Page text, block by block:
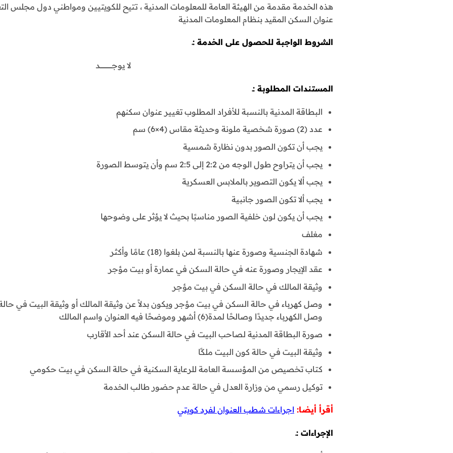
هذه الخدمة مقدمة من الهيئة العامة للمعلومات المدنية ، تتيح للكويتيين ومواطني دول مجلس
عنوان السكن المقيد بنظام المعلومات المدنية
الشروط الواجبة للحصول على الخدمة :ـ
لا يوجـــــــــــــــــــــــد
المستندات المطلوبة :ـ
البطاقة المدنية بالنسبة للأفراد المطلوب تغيير عنوان سكنهم
عدد (2) صورة شخصية ملونة وحديثة مقاس (4×6) سم
يجب أن تكون الصور بدون نظارة شمسية
يجب أن يتراوح طول الوجه من 2:2 إلى 2:5 سم وأن يتوسط الصورة
يجب ألا يكون التصوير بالملابس العسكرية
يجب ألا تكون الصور جانبية
يجب أن يكون لون خلفية الصور مناسبًا بحيث لا يؤثر على وضوحها
مغلف
شهادة الجنسية وصورة عنها بالنسبة لمن بلغوا (18) عامًا وأكثر
عقد الإيجار وصورة عنه في حالة السكن في عمارة أو بيت مؤجر
وثيقة المالك في حالة السكن في بيت مؤجر
وصل كهرباء في حالة السكن في بيت مؤجر ويكون بدلاً عن وثيقة المالك أو وثيقة البيت في
وصل الكهرباء جديدًا وصالحًا لمدة(6) أشهر وموضحًا فيه العنوان واسم المالك
صورة البطاقة المدنية لصاحب البيت في حالة السكن عند أحد الأقارب
وثيقة البيت في حالة كون البيت ملكًا
كتاب تخصيص من المؤسسة العامة للرعاية السكنية في حالة السكن في بيت حكومي
توكيل رسمي من وزارة العدل في حالة عدم حضور طالب الخدمة
أقرأ أيضا: اجراءات شطب العنوان لفرد كويتي
الإجراءات :ـ